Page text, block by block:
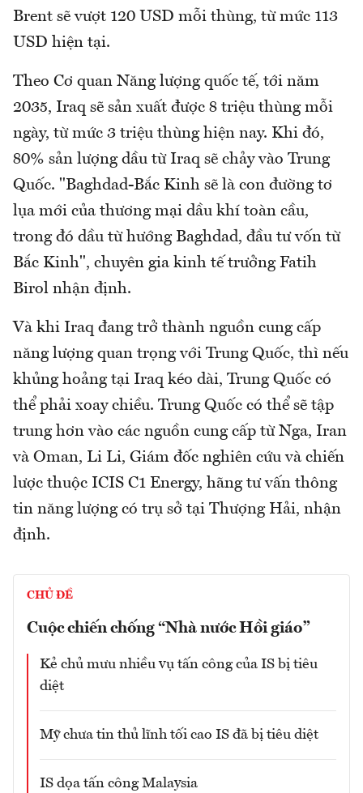
Brent sẽ vượt 120 USD mỗi thùng, từ mức 113
USD hiện tại.
Theo Cơ quan Năng lượng quốc tế, tới năm
2035, Iraq sẽ sản xuất được 8 triệu thùng mỗi
ngày, từ mức 3 triệu thùng hiện nay. Khi đó,
80% sản lượng dầu từ Iraq sẽ chảy vào Trung
Quốc. "Baghdad-Bắc Kinh sẽ là con đường tơ
lụa mới của thương mại dầu khí toàn cầu,
trong đó dầu từ hướng Baghdad, đầu tư vốn từ
Bắc Kinh", chuyên gia kinh tế trưởng Fatih
Birol nhận định.
Và khi Iraq đang trở thành nguồn cung cấp
năng lượng quan trọng với Trung Quốc, thì nếu
khủng hoảng tại Iraq kéo dài, Trung Quốc có
thể phải xoay chiều. Trung Quốc có thể sẽ tập
trung hơn vào các nguồn cung cấp từ Nga, Iran
và Oman, Li Li, Giám đốc nghiên cứu và chiến
lược thuộc ICIS C1 Energy, hãng tư vấn thông
tin năng lượng có trụ sở tại Thượng Hải, nhận
định.
CHỦ ĐỀ
Cuộc chiến chống “Nhà nước Hồi giáo”
Kẻ chủ mưu nhiều vụ tấn công của IS bị tiêu
diệt
Mỹ chưa tin thủ lĩnh tối cao IS đã bị tiêu diệt
IS dọa tấn công Malaysia